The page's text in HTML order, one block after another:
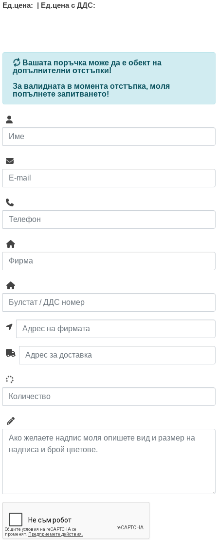
Ед.цена: | Ед.цена с ДДС:
За определени продукти и количества се ползват
Вашата поръчка може да е обект на
допълнителни отстъпки!
За валидната в момента отстъпка, моля
попълнете запитването!